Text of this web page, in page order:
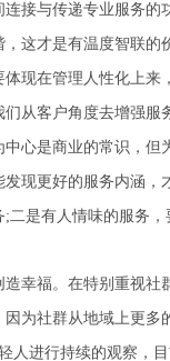
接与传递专业服务
这才是有温度智联
现在管理人性化上
从客户角度去增强
心是商业的常识，
现更好的服务内涵
二是有人情味的服务
福。在特别重视社
为社群从地域上更
人进行持续的观察，